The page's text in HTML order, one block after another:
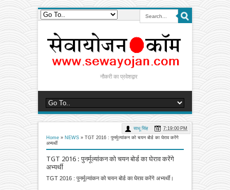
नौकरी का प्रवेशद्वार
Home » NEWS » TGT 2016 : पुनर्मूल्यांकन को चयन बोर्ड का घेराव करेंगे
अभ्यर्थी
TGT 2016 : पुनर्मूल्यांकन को चयन बोर्ड का घेराव करेंगे
अभ्यर्थी
साधू सिंह 7:19:00 PM
TGT 2016 : पुनर्मूल्यांकन को चयन बोर्ड का घेराव करेंगे अभ्यर्थी।